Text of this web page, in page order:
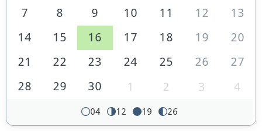
7
8 9 10 11 12
13
14
15 16 17 18 19
20
21
22 23 24 25 26
27
28
29 30 1 2 3 4
04 12 19 26